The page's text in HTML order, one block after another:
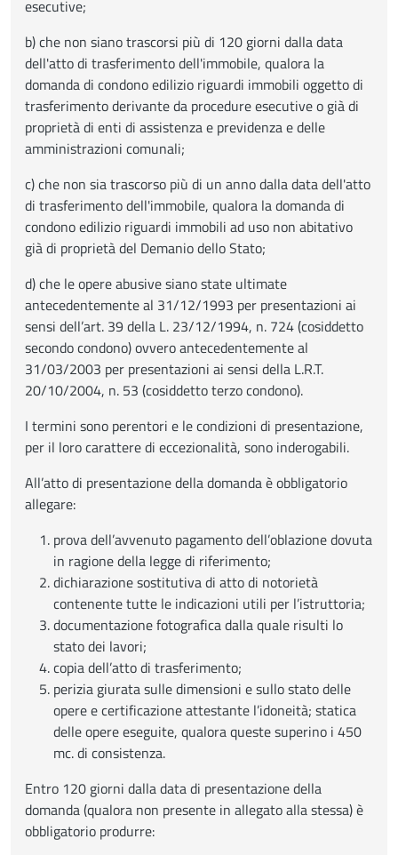
esecutive;
b) che non siano trascorsi più di 120 giorni dalla data
dell'atto di trasferimento dell'immobile, qualora la
domanda di condono edilizio riguardi immobili oggetto di
trasferimento derivante da procedure esecutive o già di
proprietà di enti di assistenza e previdenza e delle
amministrazioni comunali;
c) che non sia trascorso più di un anno dalla data dell'atto
di trasferimento dell'immobile, qualora la domanda di
condono edilizio riguardi immobili ad uso non abitativo
già di proprietà del Demanio dello Stato;
d) che le opere abusive siano state ultimate
antecedentemente al 31/12/1993 per presentazioni ai
sensi dell’art. 39 della L. 23/12/1994, n. 724 (cosiddetto
secondo condono) ovvero antecedentemente al
31/03/2003 per presentazioni ai sensi della L.R.T.
20/10/2004, n. 53 (cosiddetto terzo condono).
I termini sono perentori e le condizioni di presentazione,
per il loro carattere di eccezionalità, sono inderogabili.
All’atto di presentazione della domanda è obbligatorio
allegare:
prova dell’avvenuto pagamento dell’oblazione dovuta
in ragione della legge di riferimento;
dichiarazione sostitutiva di atto di notorietà
contenente tutte le indicazioni utili per l’istruttoria;
documentazione fotografica dalla quale risulti lo
stato dei lavori;
copia dell’atto di trasferimento;
perizia giurata sulle dimensioni e sullo stato delle
opere e certificazione attestante l’idoneità; statica
delle opere eseguite, qualora queste superino i 450
mc. di consistenza.
Entro 120 giorni dalla data di presentazione della
domanda (qualora non presente in allegato alla stessa) è
obbligatorio produrre: